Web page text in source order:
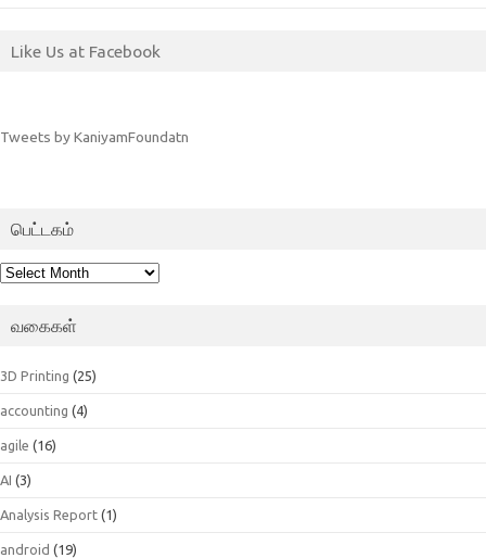
Like Us at Facebook
Tweets by KaniyamFoundatn
பெட்டகம்
பெட்டகம்
வகைகள்
3D Printing (25)
accounting (4)
agile (16)
AI (3)
Analysis Report (1)
android (19)